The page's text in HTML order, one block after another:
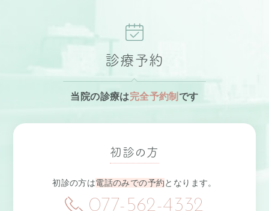
診療予約
当院の診療は完全予約制 です
初診の方
初診の方は電話のみでの予約となります。
077-562-4332